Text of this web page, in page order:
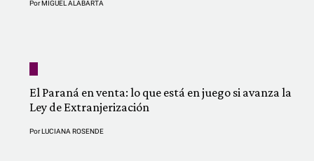
PorMIGUEL ALABARTA
El Paraná en venta: lo que está en juego si avanza la
Ley de Extranjerización
PorLUCIANA ROSENDE